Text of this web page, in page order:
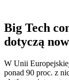
Big Tech
dotyczą
W Unii
ponad 90 proc. z